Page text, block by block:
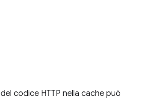
codice HTTP nella cache può